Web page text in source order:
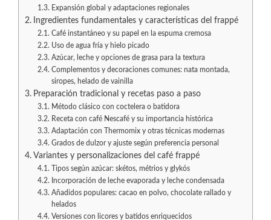
Expansión global y adaptaciones regionales
Ingredientes fundamentales y características del frappé
Café instantáneo y su papel en la espuma cremosa
Uso de agua fría y hielo picado
Azúcar, leche y opciones de grasa para la textura
Complementos y decoraciones comunes: nata montada,
siropes, helado de vainilla
Preparación tradicional y recetas paso a paso
Método clásico con coctelera o batidora
Receta con café Nescafé y su importancia histórica
Adaptación con Thermomix y otras técnicas modernas
Grados de dulzor y ajuste según preferencia personal
Variantes y personalizaciones del café frappé
Tipos según azúcar: skétos, métrios y glykós
Incorporación de leche evaporada y leche condensada
Añadidos populares: cacao en polvo, chocolate rallado y
helados
Versiones con licores y batidos enriquecidos